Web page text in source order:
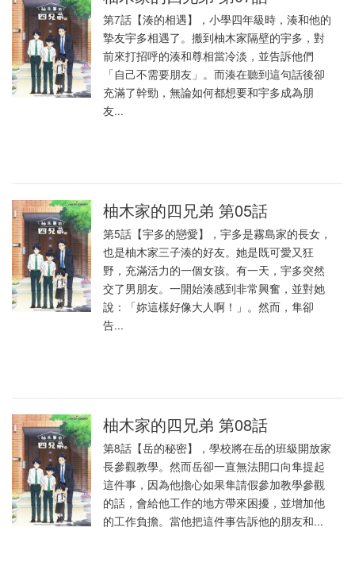
第7話【湊的相遇】，小學四年級時，湊和他的
摯友宇多相遇了。搬到柚木家隔壁的宇多，對
前來打招呼的湊和尊相當冷淡，並告訴他們
「自己不需要朋友」。而湊在聽到這句話後卻
充滿了幹勁，無論如何都想要和宇多成為朋
友...
柚木家的四兄弟 第05話
第5話【宇多的戀愛】，宇多是霧島家的長女，
也是柚木家三子湊的好友。她是既可愛又狂
野，充滿活力的一個女孩。有一天，宇多突然
交了男朋友。一開始湊感到非常興奮，並對她
說：「妳這樣好像大人啊！」。然而，隼卻
告...
柚木家的四兄弟 第08話
第8話【岳的秘密】，學校將在岳的班級開放家
長參觀教學。然而岳卻一直無法開口向隼提起
這件事，因為他擔心如果隼請假參加教學參觀
的話，會給他工作的地方帶來困擾，並增加他
的工作負擔。當他把這件事告訴他的朋友和...